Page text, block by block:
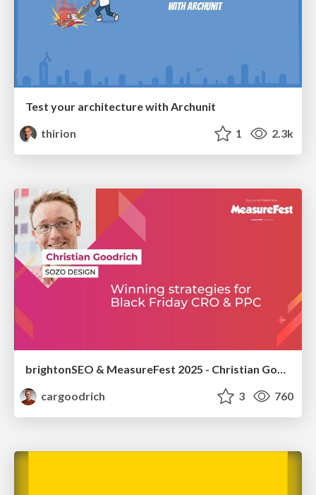
Test your architecture with Archunit
thirion
1 2.3k
brightonSEO & MeasureFest 2025 - Christian Goodrich - Winning strategies for Black Friday CRO & PPC
cargoodrich
3 760